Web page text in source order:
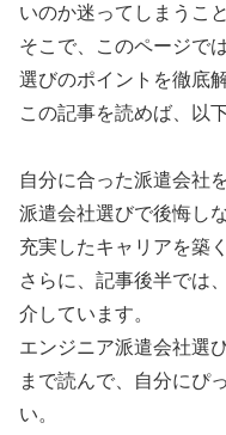
いのか迷ってしまうこ
そこで、このページで
選びのポイントを徹底
この記事を読めば、以
自分に合った派遣会社
派遣会社選びで後悔し
充実したキャリアを築
さらに、記事後半では
介しています。
エンジニア派遣会社選
まで読んで、自分にぴ
い。